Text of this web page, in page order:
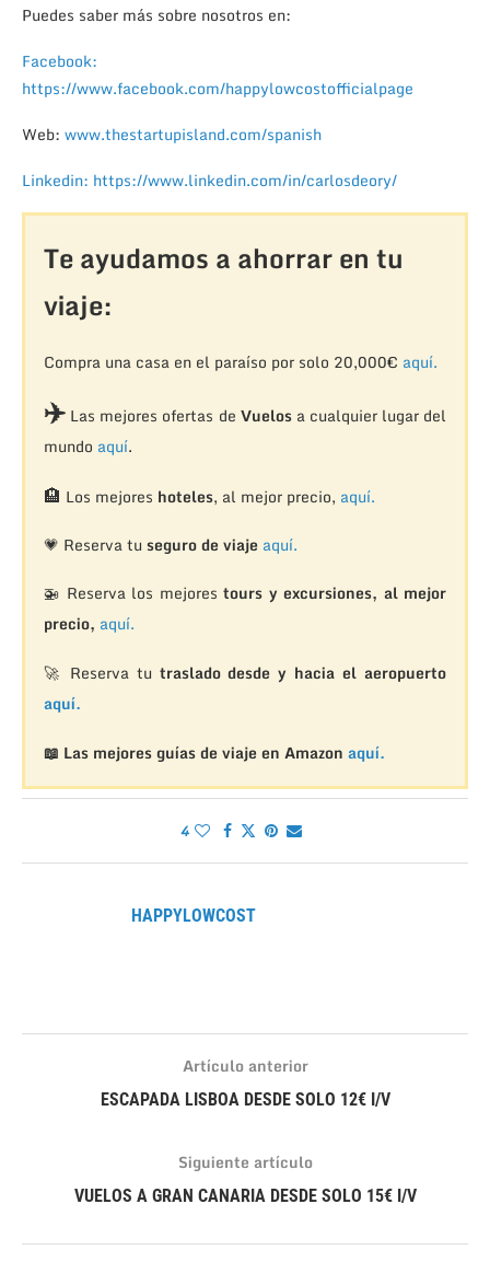
Puedes saber más sobre nosotros en:
Facebook:
https://www.facebook.com/happylowcostofficialpage
Web: www.thestartupisland.com/spanish
Linkedin: https://www.linkedin.com/in/carlosdeory/
Te ayudamos a ahorrar en tu
viaje:
Compra una casa en el paraíso por solo 20,000€ aquí.
✈️Las mejores ofertas de Vuelosa cualquier lugar del
mundo aquí.
🏨 Los mejores hoteles, al mejor precio, aquí.
💗 Reserva tu seguro de viaje aquí.
🚁 Reserva los mejorestours y excursiones, al mejor
precio, aquí.
🚀 Reserva tu traslado desde y hacia el aeropuerto
aquí.
📖 Las mejores guías de viaje en Amazon aquí.
4
HAPPYLOWCOST
Artículo anterior
ESCAPADA LISBOA DESDE SOLO 12€ I/V
Siguiente artículo
VUELOS A GRAN CANARIA DESDE SOLO 15€ I/V